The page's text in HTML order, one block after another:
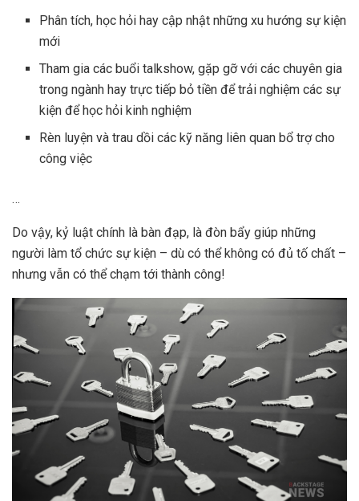
Phân tích, học hỏi hay cập nhật những xu hướng sự kiện
mới
Tham gia các buổi talkshow, gặp gỡ với các chuyên gia
trong ngành hay trực tiếp bỏ tiền để trải nghiệm các sự
kiện để học hỏi kinh nghiệm
Rèn luyện và trau dồi các kỹ năng liên quan bổ trợ cho
công việc
…
Do vậy, kỷ luật chính là bàn đạp, là đòn bẩy giúp những
người làm tổ chức sự kiện – dù có thể không có đủ tố chất –
nhưng vẫn có thể chạm tới thành công!